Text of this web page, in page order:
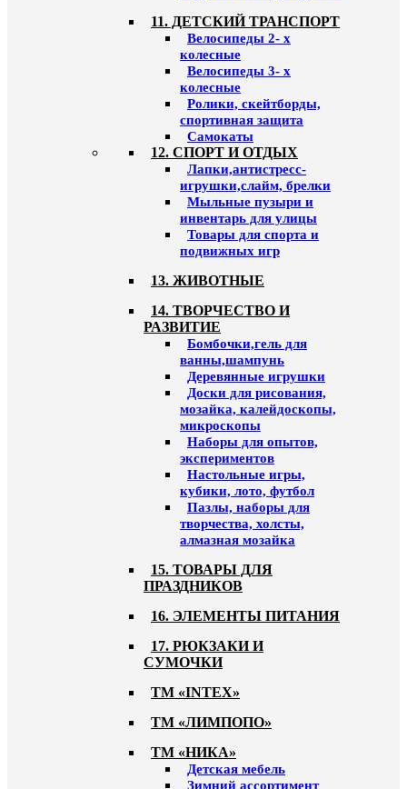
11. ДЕТСКИЙ ТРАНСПОРТ
Велосипеды 2- х
колесные
Велосипеды 3- х
колесные
Ролики, скейтборды,
спортивная защита
Самокаты
12. СПОРТ И ОТДЫХ
Лапки,антистресс-
игрушки,слайм, брелки
Мыльные пузыри и
инвентарь для улицы
Товары для спорта и
подвижных игр
13. ЖИВОТНЫЕ
14. ТВОРЧЕСТВО И
РАЗВИТИЕ
Бомбочки,гель для
ванны,шампунь
Деревянные игрушки
Доски для рисования,
мозайка, калейдоскопы,
микроскопы
Наборы для опытов,
экспериментов
Настольные игры,
кубики, лото, футбол
Пазлы, наборы для
творчества, холсты,
алмазная мозайка
15. ТОВАРЫ ДЛЯ
ПРАЗДНИКОВ
16. ЭЛЕМЕНТЫ ПИТАНИЯ
17. РЮКЗАКИ И
СУМОЧКИ
ТМ «INTEX»
ТМ «ЛИМПОПО»
ТМ «НИКА»
Детская мебель
Зимний ассортимент